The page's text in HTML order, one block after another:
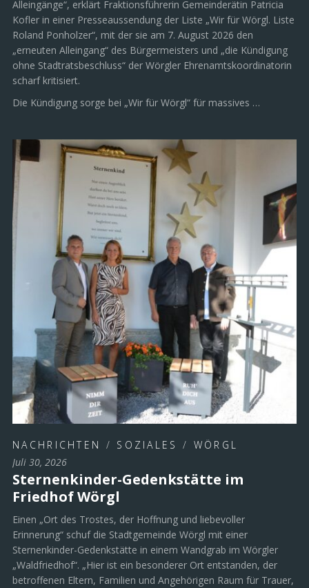
Alleingänge“, erklärt Fraktionsführerin Gemeinderätin Patricia
Kofler in einer Presseaussendung der Liste „Wir für Wörgl. Liste
Roland Ponholzer“, mit der sie am 7. August 2026 den
„erneuten Alleingang“ des Bürgermeisters und „die Kündigung
ohne Stadtratsbeschluss“ der Wörgler Ehrenamtskoordinatorin
scharf kritisiert.
Die Kündigung sorge bei „Wir für Wörgl“ für massives …
NACHRICHTEN / SOZIALES / WÖRGL
Juli 30, 2026
Sternenkinder-Gedenkstätte im
Friedhof Wörgl
Einen „Ort des Trostes, der Hoffnung und liebevoller
Erinnerung“ schuf die Stadtgemeinde Wörgl mit einer
Sternenkinder-Gedenkstätte in einem Wandgrab im Wörgler
„Waldfriedhof“. „Hier ist ein besonderer Ort entstanden, der
betroffenen Eltern, Familien und Angehörigen Raum für Trauer,